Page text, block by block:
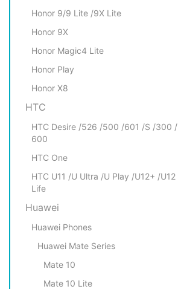
Honor 9/9 Lite /9X Lite
Honor 9X
Honor Magic4 Lite
Honor Play
Honor X8
HTC
HTC Desire /526 /500 /601 /S /300 /
600
HTC One
HTC U11 /U Ultra /U Play /U12+ /U12
Life
Huawei
Huawei Phones
Huawei Mate Series
Mate 10
Mate 10 Lite